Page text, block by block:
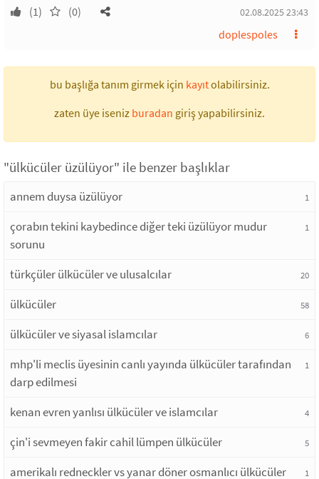
(1) (0) 02.08.2025 23:43
doplespoles
bu başlığa tanım girmek için kayıtolabilirsiniz.
zaten üye iseniz buradan giriş yapabilirsiniz.
"ülkücüler üzülüyor" ile benzer başlıklar
annem duysa üzülüyor 1
çorabın tekini kaybedince diğer teki üzülüyor mudur
sorunu
1
türkçüler ülkücüler ve ulusalcılar 20
ülkücüler 58
ülkücüler ve siyasal islamcılar 6
mhp'li meclis üyesinin canlı yayında ülkücüler tarafından
darp edilmesi
1
kenan evren yanlısı ülkücüler ve islamcılar 4
çin'i sevmeyen fakir cahil lümpen ülkücüler 5
amerikalı redneckler vs yanar döner osmanlıcı ülkücüler 1